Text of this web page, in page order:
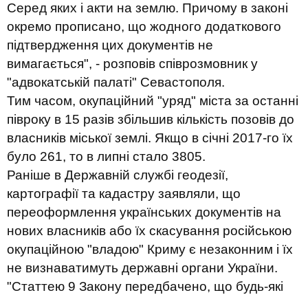
Серед яких і акти на землю. Причому в законі
окремо прописано, що жодного додаткового
підтвердження цих документів не
вимагається", - розповів співрозмовник у
"адвокатській палаті" Севастополя.
Тим часом, окупаційний "уряд" міста за останні
півроку в 15 разів збільшив кількість позовів до
власників міської землі. Якщо в січні 2017-го їх
було 261, то в липні стало 3805.
Раніше в Державній службі геодезії,
картографії та кадастру заявляли, що
переоформлення українських документів на
нових власників або їх скасування російською
окупаційною "владою" Криму є незаконним і їх
не визнаватимуть державні органи України.
"Статтею 9 Закону передбачено, що будь-які